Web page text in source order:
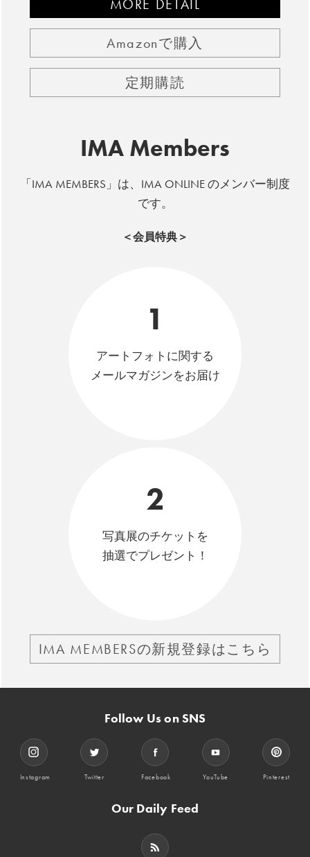
MORE DETAIL
Amazonで購入
定期購読
IMA Members
「IMA MEMBERS」は、IMA ONLINE のメンバー制度
です。
＜会員特典＞
1
アートフォトに関する
メールマガジンをお届け
2
写真展のチケットを
抽選でプレゼント！
IMA MEMBERSの新規登録はこちら
Follow Us on SNS
Instagram Twitter Facebook YouTube Pinterest
Our Daily Feed